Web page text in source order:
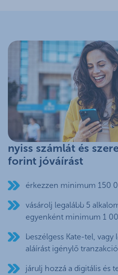
nyiss számlát és
forint jóváírást
érkezzen minimum 150
vásárolj legalább 5
egyenként minimum 1
beszélgess Kate-tel, vagy
aláírást igénylő
járulj hozzá a digitális és